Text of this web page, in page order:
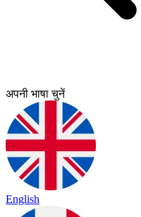
अपनी भाषा चुनें
English